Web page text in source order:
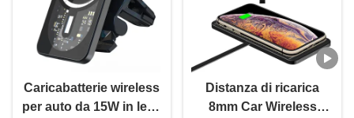
Caricabatterie wireless
per auto da 15W in lega
Distanza di ricarica
8mm Car Wireless